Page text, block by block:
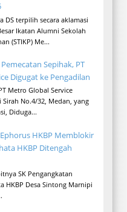
DS terpilih secara aklamasi
Ikatan Alumni Sekolah
(STIKP) Me...
Sepihak, PT
Digugat ke Pengadilan
Metro Global Service
Sirah No.4/32, Medan, yang
Diduga...
HKBP Memblokir
HKBP Ditengah
SK Pengangkatan
HKBP Desa Sintong Marnipi